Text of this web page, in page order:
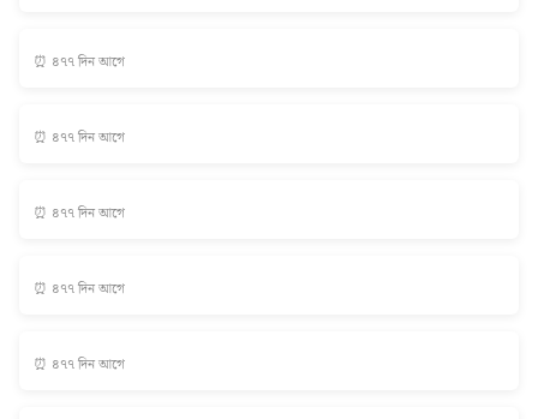
⏰ ৪৭৭ দিন আগে
⏰ ৪৭৭ দিন আগে
⏰ ৪৭৭ দিন আগে
⏰ ৪৭৭ দিন আগে
⏰ ৪৭৭ দিন আগে